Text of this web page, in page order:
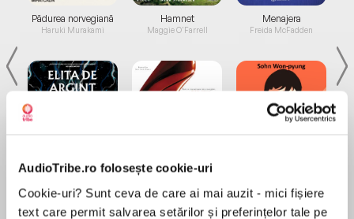
AudioTribe.ro folosește cookie-uri
Cookie-uri? Sunt ceva de care ai mai auzit - mici fișiere
text care permit salvarea setărilor și preferințelor tale pe
Pădurea norvegiană
Haruki Murakami
Elita de Argint (Elita
de...
Dani Francis
Hamnet
Maggie O'Farrell
Diavolul se îmbracă de
la...
Lauren Weisberger
Menajera
Freida McFadden